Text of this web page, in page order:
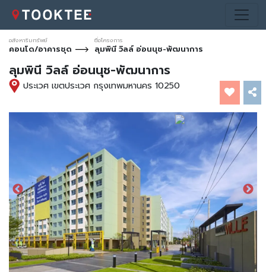
อสังหาริมทรัพย์
คอนโด/อาคารชุด
ชื่อโครงการ
ลุมพินี วิลล์ อ่อนนุช-พัฒนาการ
ลุมพินี วิลล์ อ่อนนุช-พัฒนาการ
ประเวศ เขตประเวศ กรุงเทพมหานคร 10250
*ภาพประกอบการโฆษณาเท่านั้น
*ภาพประกอบการโฆษณาเท่านั้น
*ภาพประกอบการโฆษณาเท่านั้น